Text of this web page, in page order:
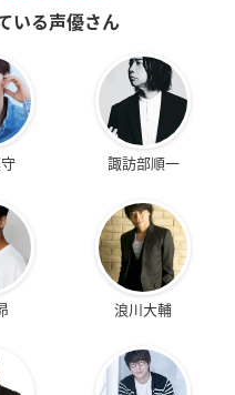
いる声優さん
諏訪部順一
浪川大輔